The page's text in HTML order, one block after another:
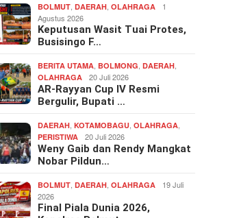
BOLMUT,DAERAH,OLAHRAGA
1
Agustus 2026
Keputusan Wasit Tuai Protes,
Busisingo F…
BERITA UTAMA, BOLMONG,DAERAH,
OLAHRAGA 20 Juli 2026
AR-Rayyan Cup IV Resmi
Bergulir, Bupati …
DAERAH,KOTAMOBAGU,OLAHRAGA,
PERISTIWA 20 Juli 2026
Weny Gaib dan Rendy Mangkat
Nobar Pildun…
BOLMUT,DAERAH,OLAHRAGA
19 Juli
2026
Final Piala Dunia 2026,